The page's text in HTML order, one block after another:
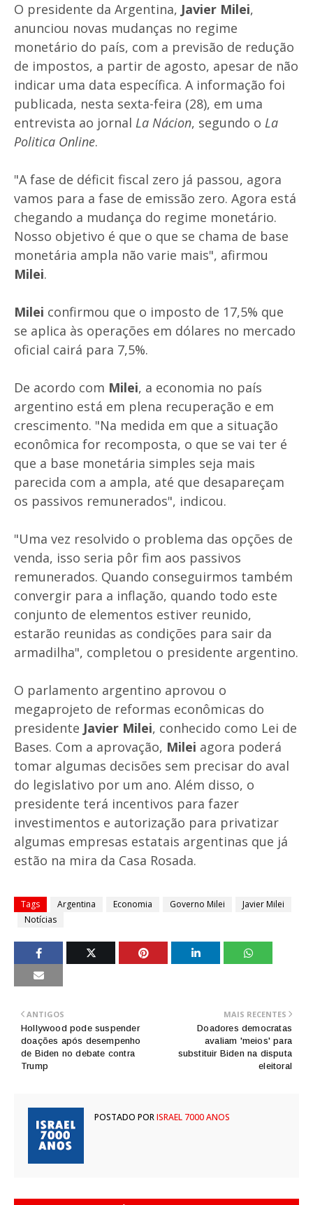
O presidente da Argentina, Javier Milei,
anunciou novas mudanças no regime
monetário do país, com a previsão de redução
de impostos, a partir de agosto, apesar de não
indicar uma data específica. A informação foi
publicada, nesta sexta-feira (28), em uma
entrevista ao jornal La Nácion, segundo o La
Politica Online.
"A fase de déficit fiscal zero já passou, agora
vamos para a fase de emissão zero. Agora está
chegando a mudança do regime monetário.
Nosso objetivo é que o que se chama de base
monetária ampla não varie mais", afirmou
Milei.
Milei confirmou que o imposto de 17,5% que
se aplica às operações em dólares no mercado
oficial cairá para 7,5%.
De acordo com Milei, a economia no país
argentino está em plena recuperação e em
crescimento. "Na medida em que a situação
econômica for recomposta, o que se vai ter é
que a base monetária simples seja mais
parecida com a ampla, até que desapareçam
os passivos remunerados", indicou.
"Uma vez resolvido o problema das opções de
venda, isso seria pôr fim aos passivos
remunerados. Quando conseguirmos também
convergir para a inflação, quando todo este
conjunto de elementos estiver reunido,
estarão reunidas as condições para sair da
armadilha", completou o presidente argentino.
O parlamento argentino aprovou o
megaprojeto de reformas econômicas do
presidente Javier Milei, conhecido como Lei de
Bases. Com a aprovação, Milei agora poderá
tomar algumas decisões sem precisar do aval
do legislativo por um ano. Além disso, o
presidente terá incentivos para fazer
investimentos e autorização para privatizar
algumas empresas estatais argentinas que já
estão na mira da Casa Rosada.
Tags Argentina Economia Governo Milei
Javier Milei
Notícias
MAIS RECENTES
Doadores democratas
avaliam 'meios' para
substituir Biden na disputa
eleitoral
ANTIGOS
Hollywood pode suspender
doações após desempenho
de Biden no debate contra
Trump
POSTADO PORISRAEL 7000 ANOS